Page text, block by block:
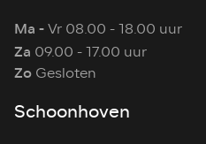
Ma -Vr 08.00 - 18.00 uur
Za 09.00 - 17.00 uur
Zo Gesloten
Schoonhoven